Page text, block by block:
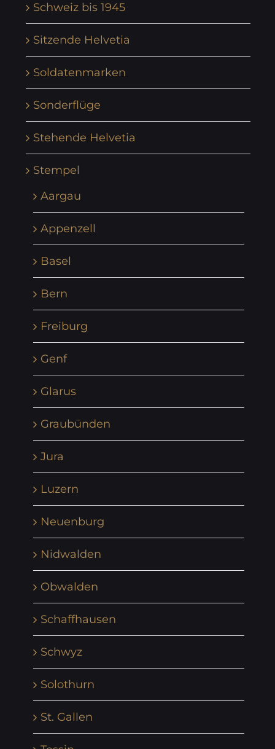
Schweiz bis 1945
Sitzende Helvetia
Soldatenmarken
Sonderflüge
Stehende Helvetia
Stempel
Aargau
Appenzell
Basel
Bern
Freiburg
Genf
Glarus
Graubünden
Jura
Luzern
Neuenburg
Nidwalden
Obwalden
Schaffhausen
Schwyz
Solothurn
St. Gallen